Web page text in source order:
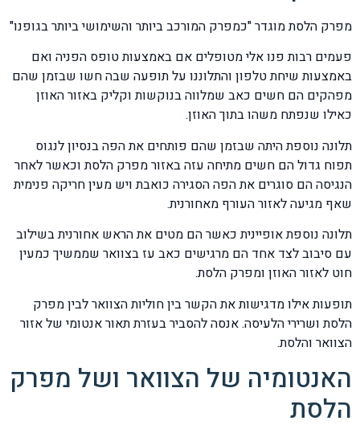
מפרק הלסת מוגדר "כמפרק המורכב ביותר והשימושי ביותר בגופנו"
פעמים רבות פנו אלי מטופלים אם באמצעות טופס הפניה ואם
באמצעות שיחת טלפון והתלוננו על תופעה שבה חשו שבזמן שהם
מפהקים הם חשים כאב שמלווה בנוקשות וקליק באזור האוזן
כאילו שנפתח משהו בתוך האוזן.
תלונה נוספת היתה שבזמן שהם פותחים את הפה בנסיון לנגוס
תפוח גדול הם חשים מתיחה עזה באזור מפרק הלסת וכאשר לאחר
הנגיסה הם סוגרים את הפה הסגירה כואבת ויש מעין חריקה פנימית
שאף מגיעה לאזור העורף מאחורנית.
תלונה נוספת אופיינית כאשר הם מטים את הראש אחורנית בשילוב
עם סיבוב לצד אחד הם מרגישים כאב עז בצוואר שממשיך כמעין
חוט לאזור האוזן ומפרק הלסת.
תופעות אילו מדגישות את הקשר בין חוליות הצוואר לבין מפרק
הלסת ושרירי הלעיסה. אנסה להסביר בעזרת תאור אנטומי של אזור
הצוואר והלסת.
האנטומיה של הצוואר ושל מפרק
הלסת